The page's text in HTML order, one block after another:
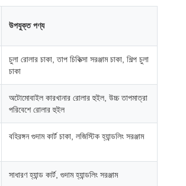
উপযুক্ত পণ্য
চুলা রোলার চাকা, তাপ চিকিত্সা সরঞ্জাম চাকা, শিল্প চুলা
চাকা
অটোমোবাইল কারখানার রোলার হুইল, উচ্চ তাপমাত্রা
পরিবেশে রোলার হুইল
বহিরঙ্গন গুদাম কার্ট চাকা, লজিস্টিক হ্যান্ডলিং সরঞ্জাম
সাধারণ হ্যান্ড কার্ট, গুদাম হ্যান্ডলিং সরঞ্জাম